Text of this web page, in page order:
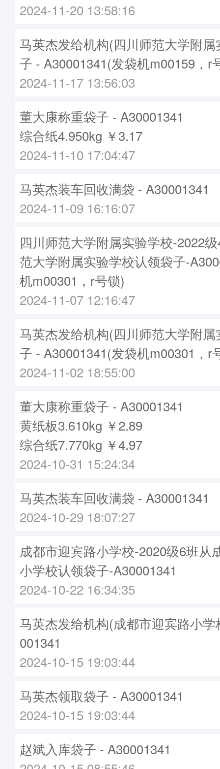
2024-11-20 13:58:16
马英杰发给机构(四川师范大学附
子 - A30001341(发袋机m00159，r
2024-11-17 13:56:03
董大康称重袋子 - A30001341
综合纸4.950kg ￥3.17
2024-11-10 17:04:47
马英杰装车回收满袋 - A30001341
2024-11-09 16:16:07
四川师范大学附属实验学校-2022
范大学附属实验学校认领袋子-
机m00301，r号锁)
2024-11-07 12:16:47
马英杰发给机构(四川师范大学附
子 - A30001341(发袋机m00301，r
2024-11-02 18:55:00
董大康称重袋子 - A30001341
黄纸板3.610kg ￥2.89
综合纸7.770kg ￥4.97
2024-10-31 15:24:34
马英杰装车回收满袋 - A30001341
2024-10-29 18:07:27
成都市迎宾路小学校-2020级6班从
小学校认领袋子-A30001341
2024-10-22 16:34:35
马英杰发给机构(成都市迎宾路小
001341
2024-10-15 19:03:44
马英杰领取袋子 - A30001341
2024-10-15 19:03:44
赵斌入库袋子 - A30001341